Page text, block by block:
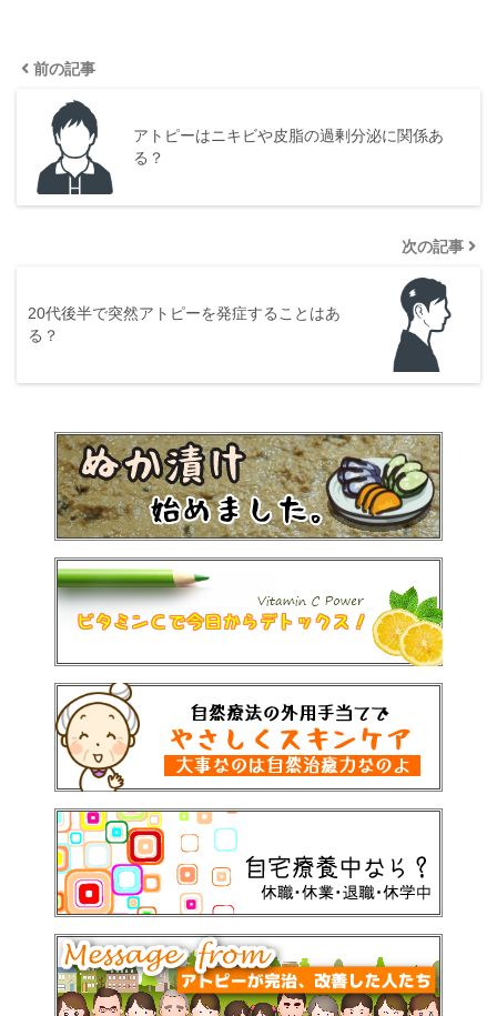
前の記事
アトピーはニキビや皮脂の過剰分泌に関係あ
る？
次の記事
20代後半で突然アトピーを発症することはあ
る？